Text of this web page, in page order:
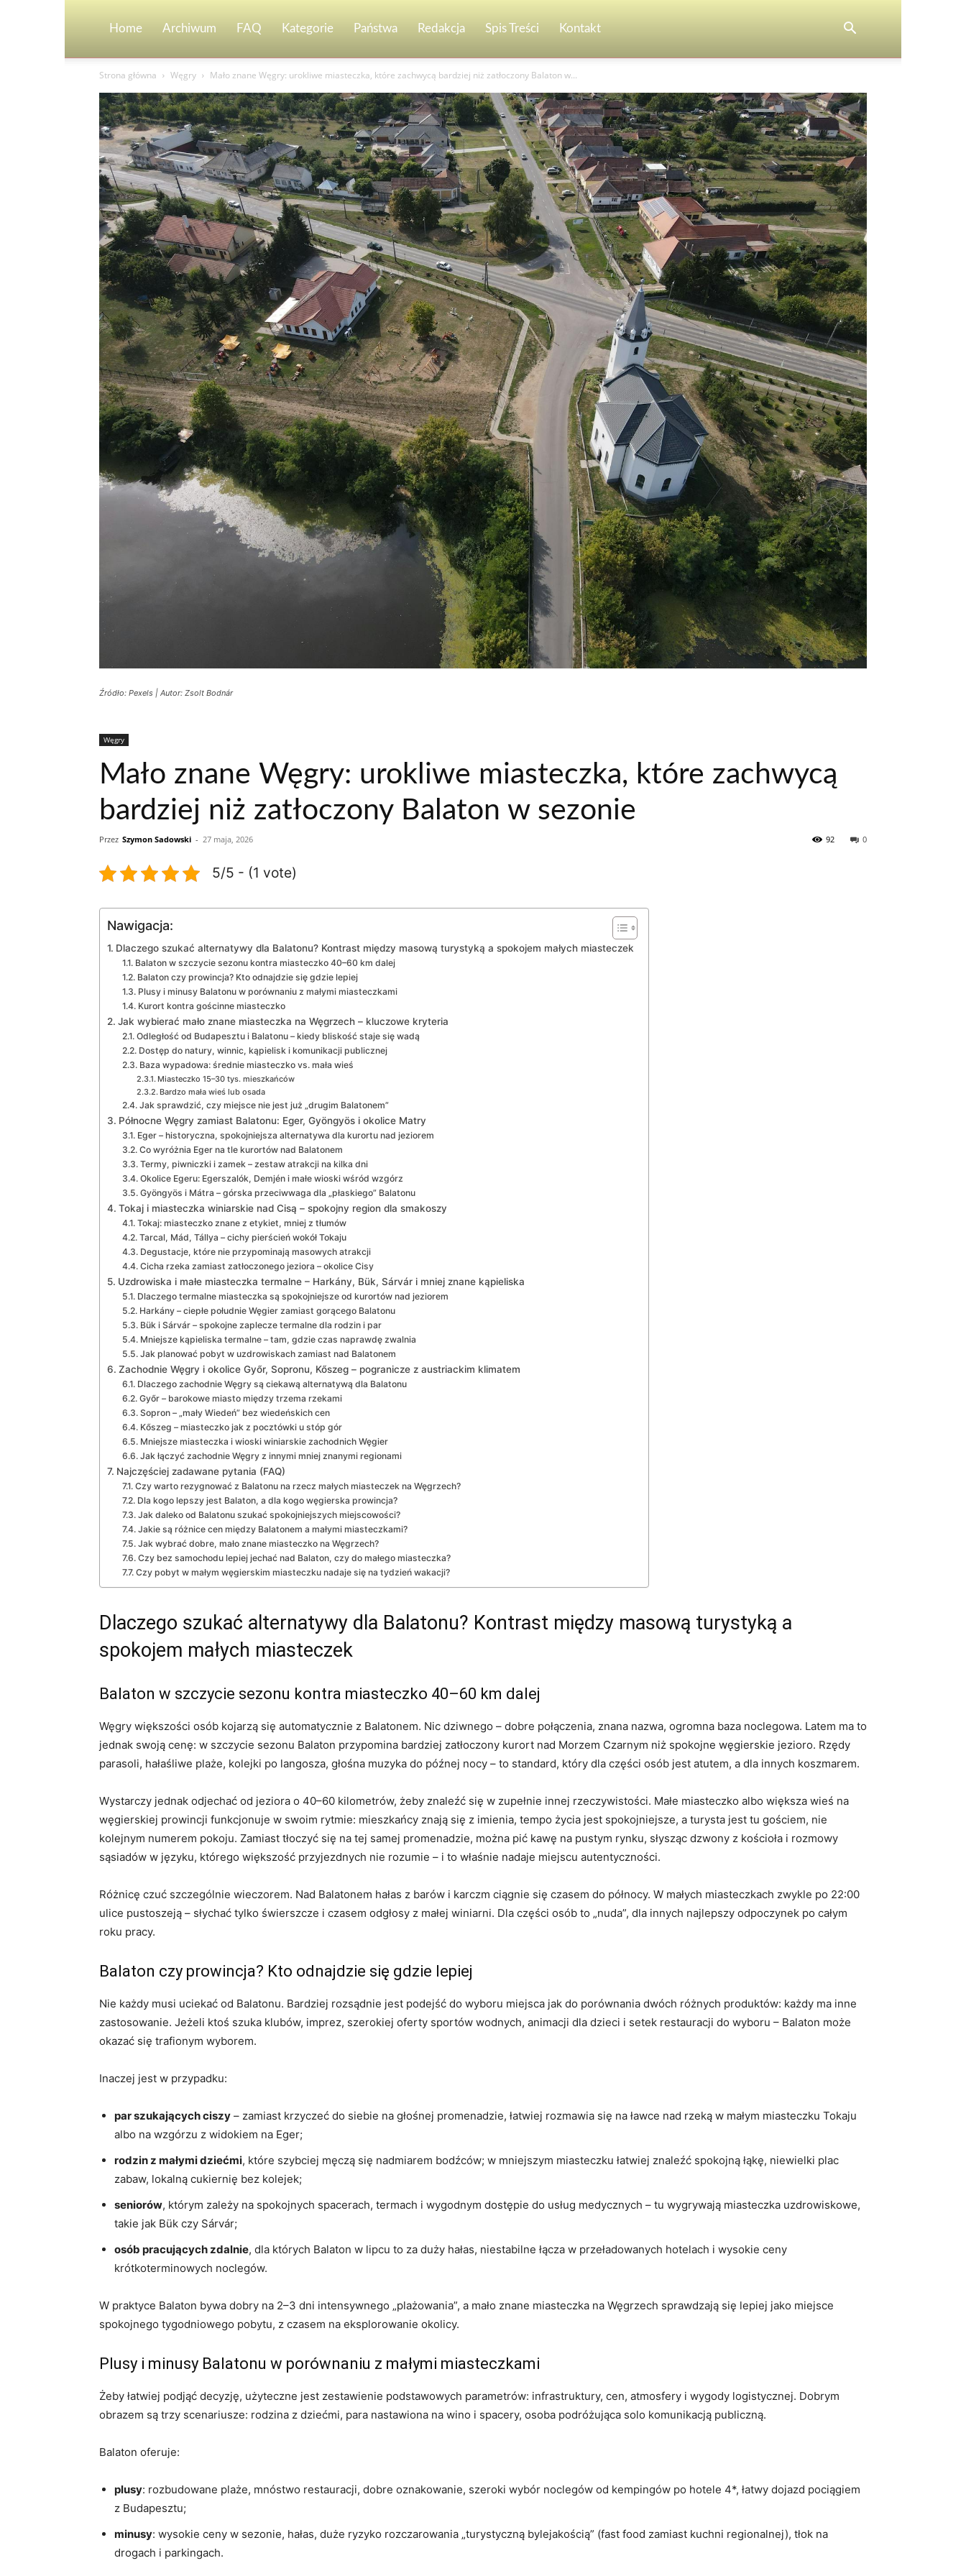
Home Archiwum FAQ Kategorie Państwa Redakcja Spis Treści Kontakt
Strona główna Węgry Mało znane Węgry: urokliwe miasteczka, które zachwycą bardziej niż zatłoczony Balaton w...
Źródło: Pexels | Autor: Zsolt Bodnár
Węgry
Mało znane Węgry: urokliwe miasteczka, które zachwycą
bardziej niż zatłoczony Balaton w sezonie
Przez Szymon Sadowski - 27 maja, 2026 0
92
5/5 - (1 vote)
Nawigacja:
Dlaczego szukać alternatywy dla Balatonu? Kontrast między masową turystyką a spokojem małych miasteczek
Balaton w szczycie sezonu kontra miasteczko 40–60 km dalej
Balaton czy prowincja? Kto odnajdzie się gdzie lepiej
Plusy i minusy Balatonu w porównaniu z małymi miasteczkami
Kurort kontra gościnne miasteczko
Jak wybierać mało znane miasteczka na Węgrzech – kluczowe kryteria
Odległość od Budapesztu i Balatonu – kiedy bliskość staje się wadą
Dostęp do natury, winnic, kąpielisk i komunikacji publicznej
Baza wypadowa: średnie miasteczko vs. mała wieś
Miasteczko 15–30 tys. mieszkańców
Bardzo mała wieś lub osada
Jak sprawdzić, czy miejsce nie jest już „drugim Balatonem”
Północne Węgry zamiast Balatonu: Eger, Gyöngyös i okolice Matry
Eger – historyczna, spokojniejsza alternatywa dla kurortu nad jeziorem
Co wyróżnia Eger na tle kurortów nad Balatonem
Termy, piwniczki i zamek – zestaw atrakcji na kilka dni
Okolice Egeru: Egerszalók, Demjén i małe wioski wśród wzgórz
Gyöngyös i Mátra – górska przeciwwaga dla „płaskiego” Balatonu
Tokaj i miasteczka winiarskie nad Cisą – spokojny region dla smakoszy
Tokaj: miasteczko znane z etykiet, mniej z tłumów
Tarcal, Mád, Tállya – cichy pierścień wokół Tokaju
Degustacje, które nie przypominają masowych atrakcji
Cicha rzeka zamiast zatłoczonego jeziora – okolice Cisy
Uzdrowiska i małe miasteczka termalne – Harkány, Bük, Sárvár i mniej znane kąpieliska
Dlaczego termalne miasteczka są spokojniejsze od kurortów nad jeziorem
Harkány – ciepłe południe Węgier zamiast gorącego Balatonu
Bük i Sárvár – spokojne zaplecze termalne dla rodzin i par
Mniejsze kąpieliska termalne – tam, gdzie czas naprawdę zwalnia
Jak planować pobyt w uzdrowiskach zamiast nad Balatonem
Zachodnie Węgry i okolice Győr, Sopronu, Kőszeg – pogranicze z austriackim klimatem
Dlaczego zachodnie Węgry są ciekawą alternatywą dla Balatonu
Győr – barokowe miasto między trzema rzekami
Sopron – „mały Wiedeń” bez wiedeńskich cen
Kőszeg – miasteczko jak z pocztówki u stóp gór
Mniejsze miasteczka i wioski winiarskie zachodnich Węgier
Jak łączyć zachodnie Węgry z innymi mniej znanymi regionami
Najczęściej zadawane pytania (FAQ)
Czy warto rezygnować z Balatonu na rzecz małych miasteczek na Węgrzech?
Dla kogo lepszy jest Balaton, a dla kogo węgierska prowincja?
Jak daleko od Balatonu szukać spokojniejszych miejscowości?
Jakie są różnice cen między Balatonem a małymi miasteczkami?
Jak wybrać dobre, mało znane miasteczko na Węgrzech?
Czy bez samochodu lepiej jechać nad Balaton, czy do małego miasteczka?
Czy pobyt w małym węgierskim miasteczku nadaje się na tydzień wakacji?
Dlaczego szukać alternatywy dla Balatonu? Kontrast między masową turystyką a
spokojem małych miasteczek
Balaton w szczycie sezonu kontra miasteczko 40–60 km dalej
Węgry większości osób kojarzą się automatycznie z Balatonem. Nic dziwnego – dobre połączenia, znana nazwa, ogromna baza noclegowa. Latem ma to
jednak swoją cenę: w szczycie sezonu Balaton przypomina bardziej zatłoczony kurort nad Morzem Czarnym niż spokojne węgierskie jezioro. Rzędy
parasoli, hałaśliwe plaże, kolejki po langosza, głośna muzyka do późnej nocy – to standard, który dla części osób jest atutem, a dla innych koszmarem.
Wystarczy jednak odjechać od jeziora o 40–60 kilometrów, żeby znaleźć się w zupełnie innej rzeczywistości. Małe miasteczko albo większa wieś na
węgierskiej prowincji funkcjonuje w swoim rytmie: mieszkańcy znają się z imienia, tempo życia jest spokojniejsze, a turysta jest tu gościem, nie
kolejnym numerem pokoju. Zamiast tłoczyć się na tej samej promenadzie, można pić kawę na pustym rynku, słysząc dzwony z kościoła i rozmowy
sąsiadów w języku, którego większość przyjezdnych nie rozumie – i to właśnie nadaje miejscu autentyczności.
Różnicę czuć szczególnie wieczorem. Nad Balatonem hałas z barów i karczm ciągnie się czasem do północy. W małych miasteczkach zwykle po 22:00
ulice pustoszeją – słychać tylko świerszcze i czasem odgłosy z małej winiarni. Dla części osób to „nuda”, dla innych najlepszy odpoczynek po całym
roku pracy.
Balaton czy prowincja? Kto odnajdzie się gdzie lepiej
Nie każdy musi uciekać od Balatonu. Bardziej rozsądnie jest podejść do wyboru miejsca jak do porównania dwóch różnych produktów: każdy ma inne
zastosowanie. Jeżeli ktoś szuka klubów, imprez, szerokiej oferty sportów wodnych, animacji dla dzieci i setek restauracji do wyboru – Balaton może
okazać się trafionym wyborem.
Inaczej jest w przypadku:
par szukających ciszy – zamiast krzyczeć do siebie na głośnej promenadzie, łatwiej rozmawia się na ławce nad rzeką w małym miasteczku Tokaju
albo na wzgórzu z widokiem na Eger;
rodzin z małymi dziećmi, które szybciej męczą się nadmiarem bodźców; w mniejszym miasteczku łatwiej znaleźć spokojną łąkę, niewielki plac
zabaw, lokalną cukiernię bez kolejek;
seniorów, którym zależy na spokojnych spacerach, termach i wygodnym dostępie do usług medycznych – tu wygrywają miasteczka uzdrowiskowe,
takie jak Bük czy Sárvár;
osób pracujących zdalnie, dla których Balaton w lipcu to za duży hałas, niestabilne łącza w przeładowanych hotelach i wysokie ceny
krótkoterminowych noclegów.
W praktyce Balaton bywa dobry na 2–3 dni intensywnego „plażowania”, a mało znane miasteczka na Węgrzech sprawdzają się lepiej jako miejsce
spokojnego tygodniowego pobytu, z czasem na eksplorowanie okolicy.
Plusy i minusy Balatonu w porównaniu z małymi miasteczkami
Żeby łatwiej podjąć decyzję, użyteczne jest zestawienie podstawowych parametrów: infrastruktury, cen, atmosfery i wygody logistycznej. Dobrym
obrazem są trzy scenariusze: rodzina z dziećmi, para nastawiona na wino i spacery, osoba podróżująca solo komunikacją publiczną.
Balaton oferuje:
plusy: rozbudowane plaże, mnóstwo restauracji, dobre oznakowanie, szeroki wybór noclegów od kempingów po hotele 4*, łatwy dojazd pociągiem
z Budapesztu;
minusy: wysokie ceny w sezonie, hałas, duże ryzyko rozczarowania „turystyczną bylejakością” (fast food zamiast kuchni regionalnej), tłok na
drogach i parkingach.